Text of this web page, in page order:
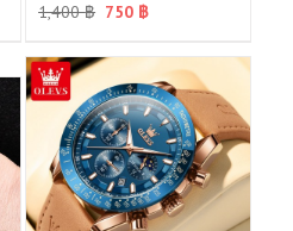
1,400฿ 750 ฿